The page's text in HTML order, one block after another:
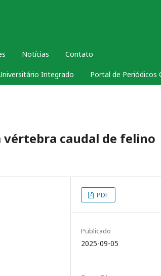
Notícias Contato
Integrado Portal de Periódicos
vértebra caudal de felino
PDF
Publicado
2025-09-05